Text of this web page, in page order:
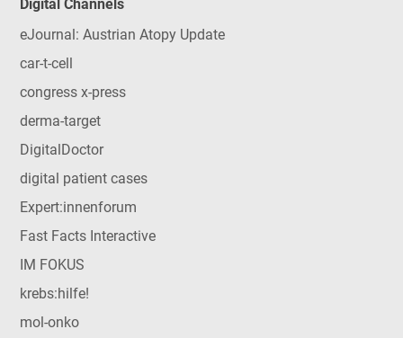
Digital Channels
eJournal: Austrian Atopy Update
car-t-cell
congress x-press
derma-target
DigitalDoctor
digital patient cases
Expert:innenforum
Fast Facts Interactive
IM FOKUS
krebs:hilfe!
mol-onko